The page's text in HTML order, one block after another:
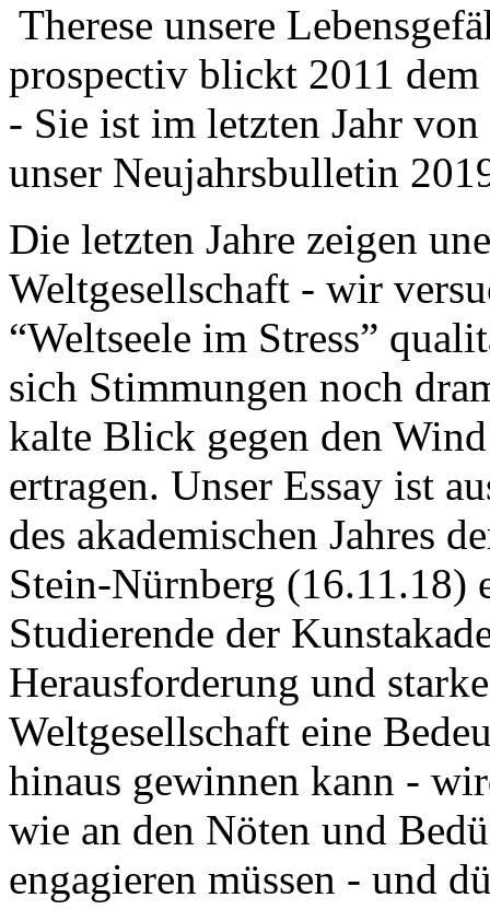
Therese unsere
prospectiv blickt 2011
- Sie ist im letzten Jahr
unser Neujahrsbulletin
Die letzten Jahre zeigen
Weltgesellschaft - wir
“Weltseele im Stress”
sich Stimmungen noch
kalte Blick gegen den
ertragen. Unser Essay ist
des akademischen Jahres
Stein-Nürnberg (16.11.18)
Studierende der
Herausforderung und
Weltgesellschaft eine
hinaus gewinnen kann -
wie an den Nöten und
engagieren müssen - und